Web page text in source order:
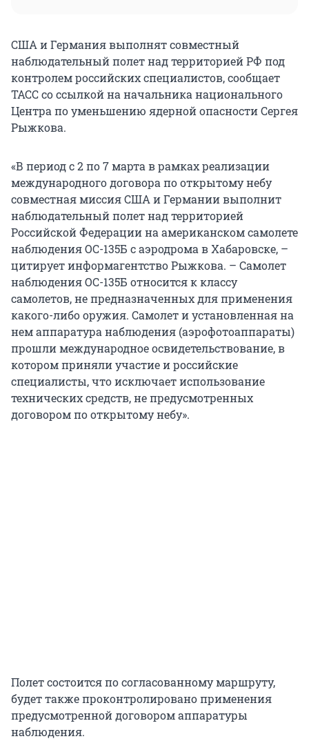
США и Германия выполнят совместный
наблюдательный полет над территорией РФ под
контролем российских специалистов, сообщает
ТАСС со ссылкой на начальника национального
Центра по уменьшению ядерной опасности Сергея
Рыжкова.
«В период с 2 по 7 марта в рамках реализации
международного договора по открытому небу
совместная миссия США и Германии выполнит
наблюдательный полет над территорией
Российской Федерации на американском самолете
наблюдения ОС-135Б с аэродрома в Хабаровске, –
цитирует информагентство Рыжкова. – Самолет
наблюдения ОС-135Б относится к классу
самолетов, не предназначенных для применения
какого-либо оружия. Самолет и установленная на
нем аппаратура наблюдения (аэрофотоаппараты)
прошли международное освидетельствование, в
котором приняли участие и российские
специалисты, что исключает использование
технических средств, не предусмотренных
договором по открытому небу».
Полет состоится по согласованному маршруту,
будет также проконтролировано применения
предусмотренной договором аппаратуры
наблюдения.